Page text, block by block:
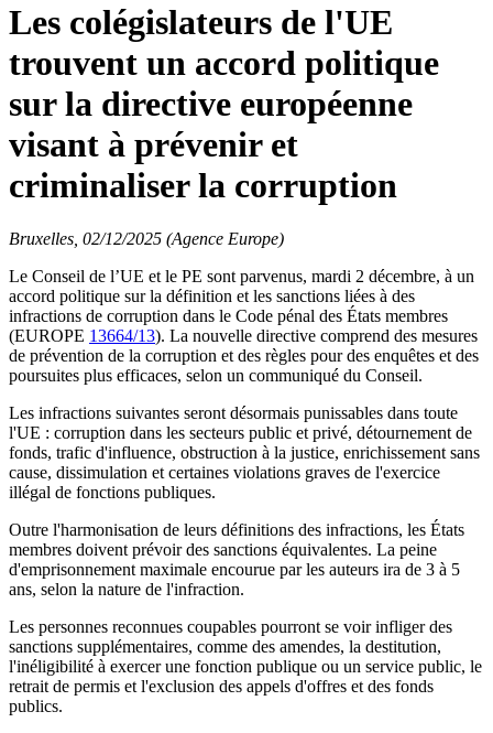
Les colégislateurs de l'UE
trouvent un accord politique
sur la directive européenne
visant à prévenir et
criminaliser la corruption
Bruxelles, 02/12/2025 (Agence Europe)
Le Conseil de l’UE et le PE sont parvenus, mardi 2 décembre, à un
accord politique sur la définition et les sanctions liées à des
infractions de corruption dans le Code pénal des États membres
(EUROPE 13664/13). La nouvelle directive comprend des mesures
de prévention de la corruption et des règles pour des enquêtes et des
poursuites plus efficaces, selon un communiqué du Conseil.
Les infractions suivantes seront désormais punissables dans toute
l'UE : corruption dans les secteurs public et privé, détournement de
fonds, trafic d'influence, obstruction à la justice, enrichissement sans
cause, dissimulation et certaines violations graves de l'exercice
illégal de fonctions publiques.
Outre l'harmonisation de leurs définitions des infractions, les États
membres doivent prévoir des sanctions équivalentes. La peine
d'emprisonnement maximale encourue par les auteurs ira de 3 à 5
ans, selon la nature de l'infraction.
Les personnes reconnues coupables pourront se voir infliger des
sanctions supplémentaires, comme des amendes, la destitution,
l'inéligibilité à exercer une fonction publique ou un service public, le
retrait de permis et l'exclusion des appels d'offres et des fonds
publics.